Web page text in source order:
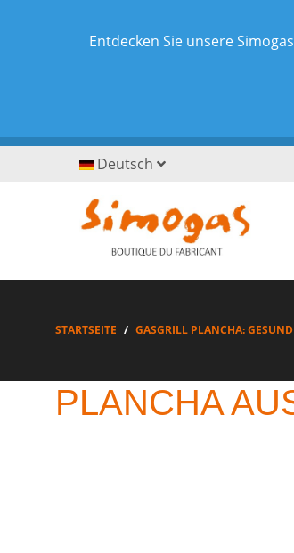
Entdecken Sie unsere
Deutsch
STARTSEITE GASGRILL PLANCHA:
PLANCHA